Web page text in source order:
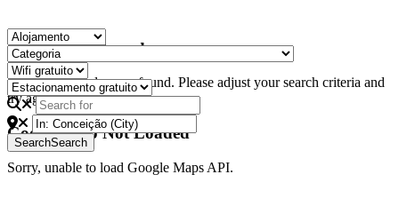
No Records Found
Sorry, no records were found. Please adjust your search criteria and
try again.
Google Map Not Loaded
Sorry, unable to load Google Maps API.
SearchSearch